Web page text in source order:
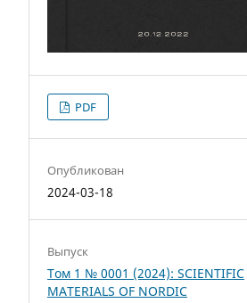
PDF
Опубликован
2024-03-18
Выпуск
Том 1 № 0001 (2024): SCIENTIFIC
MATERIALS OF NORDIC